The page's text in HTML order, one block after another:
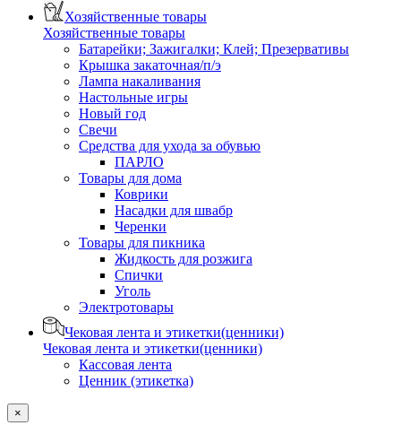
Хозяйственные товары
Хозяйственные товары
Батарейки; Зажигалки; Клей; Презервативы
Крышка закаточная/п/э
Лампа накаливания
Настольные игры
Новый год
Свечи
Средства для ухода за обувью
ПАРЛО
Товары для дома
Коврики
Насадки для швабр
Черенки
Товары для пикника
Жидкость для розжига
Спички
Уголь
Электротовары
Чековая лента и этикетки(ценники)
Чековая лента и этикетки(ценники)
Кассовая лента
Ценник (этикетка)
×